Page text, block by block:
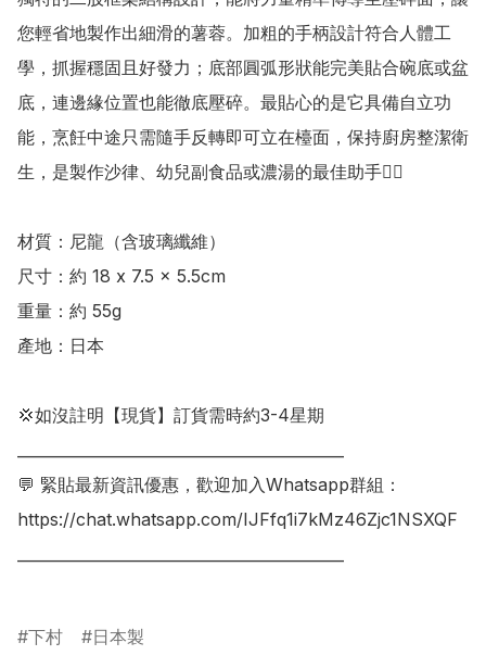
您輕省地製作出細滑的薯蓉。加粗的手柄設計符合人體工
學，抓握穩固且好發力；底部圓弧形狀能完美貼合碗底或盆
底，連邊緣位置也能徹底壓碎。最貼心的是它具備自立功
能，烹飪中途只需隨手反轉即可立在檯面，保持廚房整潔衛
生，是製作沙律、幼兒副食品或濃湯的最佳助手👍🏻
材質：尼龍（含玻璃纖維）
尺寸：約 18 x 7.5 x 5.5cm
重量：約 55g
產地：日本
💢如沒註明【現貨】訂貨需時約3-4星期
💬 緊貼最新資訊優惠，歡迎加入Whatsapp群組：
https://chat.whatsapp.com/IJFfq1i7kMz46Zjc1NSXQF
下村 日本製